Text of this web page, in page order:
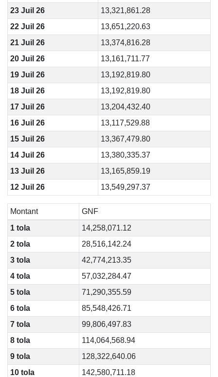
23 Juil 26
13,321,861.28
22 Juil 26
13,651,220.63
21 Juil 26
13,374,816.28
20 Juil 26
13,161,711.77
19 Juil 26
13,192,819.80
18 Juil 26
13,192,819.80
17 Juil 26
13,204,432.40
16 Juil 26
13,117,529.88
15 Juil 26
13,367,479.80
14 Juil 26
13,380,335.37
13 Juil 26
13,165,859.19
12 Juil 26
13,549,297.37
Montant
GNF
1 tola
14,258,071.12
2 tola
28,516,142.24
3 tola
42,774,213.35
4 tola
57,032,284.47
5 tola
71,290,355.59
6 tola
85,548,426.71
7 tola
99,806,497.83
8 tola
114,064,568.94
9 tola
128,322,640.06
10 tola
142,580,711.18